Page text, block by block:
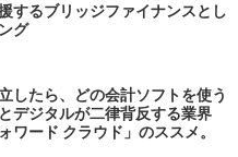
するブリッジファイナンスとし
グ
したら、どの会計ソフトを使う
デジタルが二律背反する業界
ワード クラウド」のススメ。